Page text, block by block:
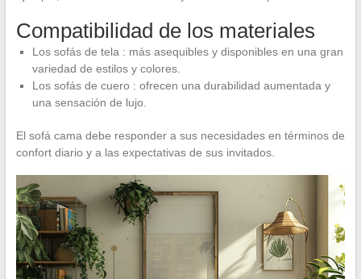
Compatibilidad de los materiales
Los sofás de tela : más asequibles y disponibles en una gran
variedad de estilos y colores.
Los sofás de cuero : ofrecen una durabilidad aumentada y
una sensación de lujo.
El sofá cama debe responder a sus necesidades en términos de
confort diario y a las expectativas de sus invitados.